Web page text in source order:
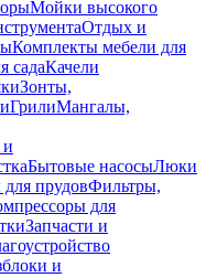
Мойки высокого
Отдых и
Комплекты мебели для
садаКачели
Зонты,
ГрилиМангалы,
и
Бытовые насосыЛюки
прудовФильтры,
для
Запчасти и
и